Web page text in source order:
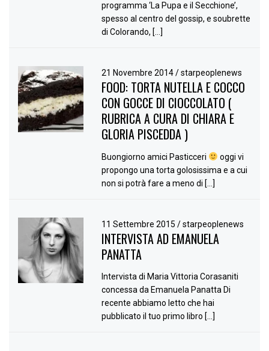
programma ‘La Pupa e il Secchione’,
spesso al centro del gossip, e soubrette
di Colorando, […]
21 Novembre 2014/ starpeoplenews
FOOD: TORTA NUTELLA E COCCO
CON GOCCE DI CIOCCOLATO (
RUBRICA A CURA DI CHIARA E
GLORIA PISCEDDA )
Buongiorno amici Pasticceri
oggi vi
propongo una torta golosissima e a cui
non si potrà fare a meno di […]
11 Settembre 2015/ starpeoplenews
INTERVISTA AD EMANUELA
PANATTA
Intervista di Maria Vittoria Corasaniti
concessa da Emanuela Panatta Di
recente abbiamo letto che hai
pubblicato il tuo primo libro […]